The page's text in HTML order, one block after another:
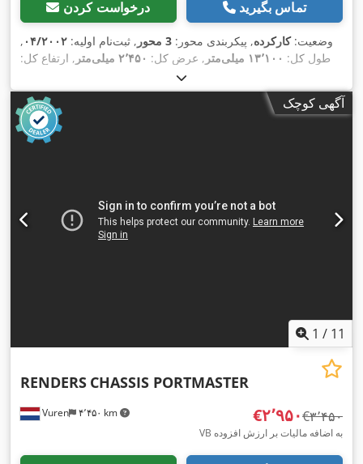
درخواست کردن تماس بگیرید
وضعیت:کارکرده, پیکربندی محور: 3 محور , ثبت‌نام اولیه: ۰۴/۲۰۰۲ ,
طول کل: ۱۳٬۱۰۰ میلی‌متر , عرض کل: ۲٬۴۵۰ میلی‌متر
, ارتفاع کل:
, سیستم تعلیق:
دیگر, سال ساخت:۲۰۰۲, تجهیزات: ,
آگهی کوچک
1 / 11
Vuren ۴٬۴۵۰ km
RENDERS CHASSIS PORTMASTER
‎€۲٬۹۵۰ ‎€۳٬۴۵۰
VB به اضافه مالیات بر ارزش افزوده